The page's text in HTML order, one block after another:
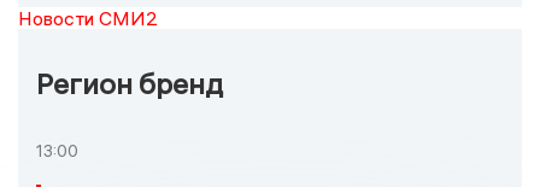
Новости СМИ2
Регион бренд
13:00